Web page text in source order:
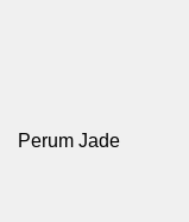
Perum Jade